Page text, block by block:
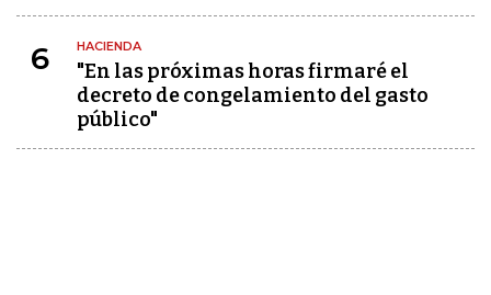
6 HACIENDA
"En las próximas horas firmaré el
decreto de congelamiento del gasto
público"